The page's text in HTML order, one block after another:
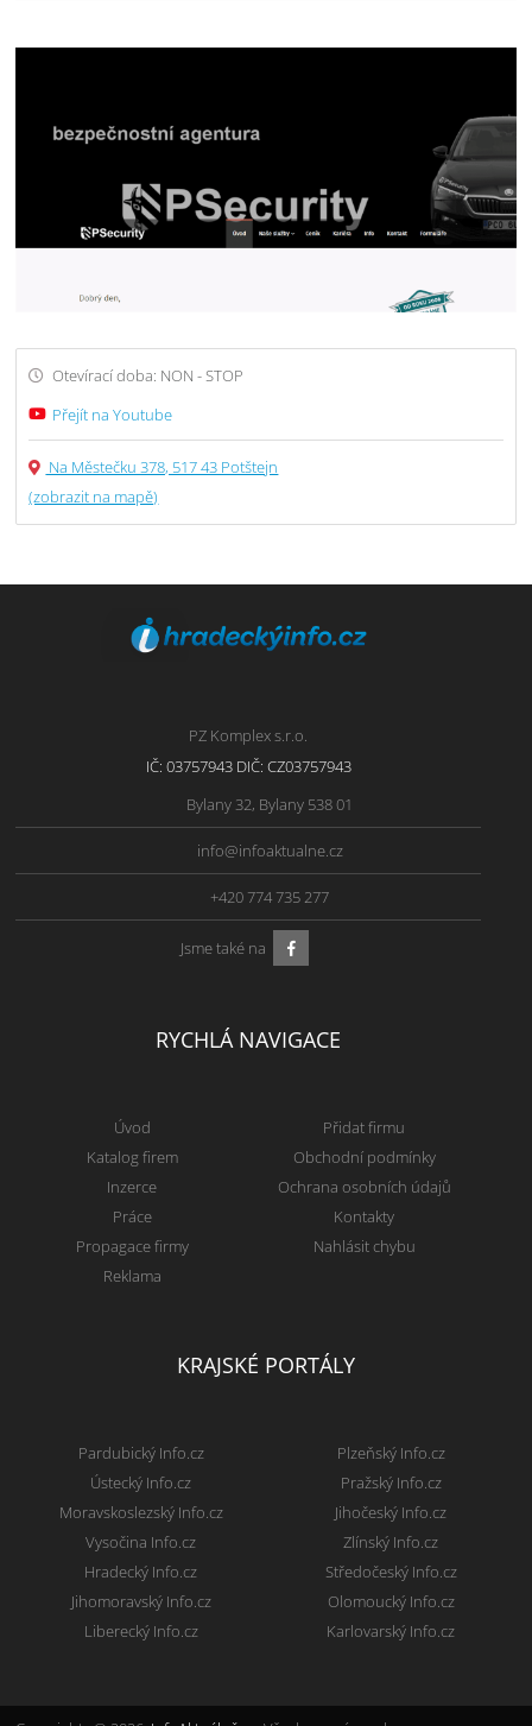
Otevírací doba: NON - STOP
Přejít na Youtube
Na Městečku 378, 517 43 Potštejn
(zobrazit na mapě)
PZ Komplex s.r.o.
IČ: 03757943 DIČ: CZ03757943
Bylany 32, Bylany 538 01
info@infoaktualne.cz
+420 774 735 277
Jsme také na
RYCHLÁ NAVIGACE
Úvod
Katalog firem
Inzerce
Práce
Propagace firmy
Reklama
Přidat firmu
Obchodní podmínky
Ochrana osobních údajů
Kontakty
Nahlásit chybu
KRAJSKÉ PORTÁLY
Pardubický Info.cz
Ústecký Info.cz
Moravskoslezský Info.cz
Vysočina Info.cz
Hradecký Info.cz
Jihomoravský Info.cz
Liberecký Info.cz
Plzeňský Info.cz
Pražský Info.cz
Jihočeský Info.cz
Zlínský Info.cz
Středočeský Info.cz
Olomoucký Info.cz
Karlovarský Info.cz